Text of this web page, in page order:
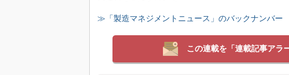
≫「製造マネジメントニュース」のバックナンバー
この連載を「連載記事アラ